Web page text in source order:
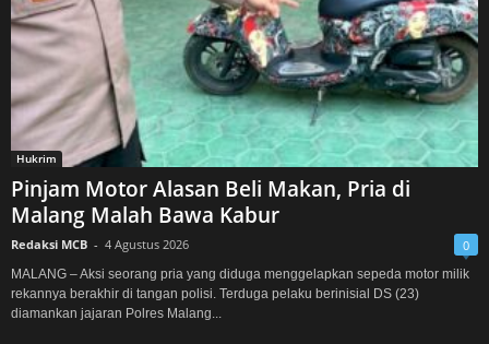
Hukrim
Pinjam Motor Alasan Beli Makan, Pria di
Malang Malah Bawa Kabur
Redaksi MCB - 4 Agustus 2026 0
MALANG – Aksi seorang pria yang diduga menggelapkan sepeda motor milik
rekannya berakhir di tangan polisi. Terduga pelaku berinisial DS (23)
diamankan jajaran Polres Malang...